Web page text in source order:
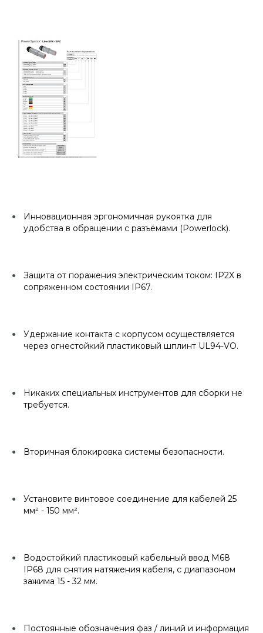
Инновационная эргономичная рукоятка для
удобства в обращении с разъёмами (Powerlock).
Защита от поражения электрическим током: IP2X в
сопряженном состоянии IP67.
Удержание контакта с корпусом осуществляется
через огнестойкий пластиковый шплинт UL94-VO.
Никаких специальных инструментов для сборки не
требуется.
Вторичная блокировка системы безопасности.
Установите винтовое соединение для кабелей 25
мм² - 150 мм².
Водостойкий пластиковый кабельный ввод M68
IP68 для снятия натяжения кабеля, с диапазоном
зажима 15 - 32 мм.
Постоянные обозначения фаз / линий и информация